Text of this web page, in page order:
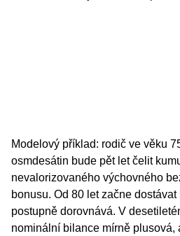
Modelový příklad: rodič ve věku
osmdesátin bude pět let čelit
nevalorizovaného výchovného
bonusu. Od 80 let začne
postupně dorovnává. V
nominální bilance mírně plusová,